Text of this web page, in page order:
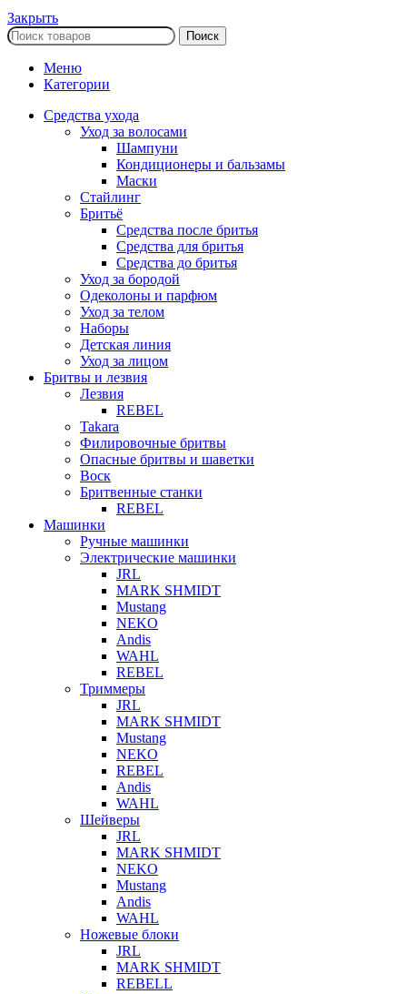
Закрыть
Поиск
Меню
Категории
Средства ухода
Уход за волосами
Шампуни
Кондиционеры и бальзамы
Маски
Стайлинг
Бритьё
Средства после бритья
Средства для бритья
Средства до бритья
Уход за бородой
Одеколоны и парфюм
Уход за телом
Наборы
Детская линия
Уход за лицом
Бритвы и лезвия
Лезвия
REBEL
Takara
Филировочные бритвы
Опасные бритвы и шаветки
Воск
Бритвенные станки
REBEL
Машинки
Ручные машинки
Электрические машинки
JRL
MARK SHMIDT
Mustang
NEKO
Andis
WAHL
REBEL
Триммеры
JRL
MARK SHMIDT
Mustang
NEKO
REBEL
Andis
WAHL
Шейверы
JRL
MARK SHMIDT
NEKO
Mustang
Andis
WAHL
Ножевые блоки
JRL
MARK SHMIDT
REBELL